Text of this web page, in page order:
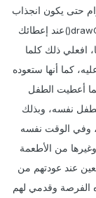
حتى يكون انجذاب
عند إعطائك
افعلي ذلك كلما
كما أنها ستعوده
أعطيت الطفل
نفسه، وبذلك
وفي الوقت نفسه
من الأطعمة
عند عودتهم من
الفرصة وقدمي لهم